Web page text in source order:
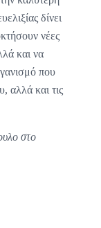
δίνει
νέες
και να
που
αλλά και τις
στο